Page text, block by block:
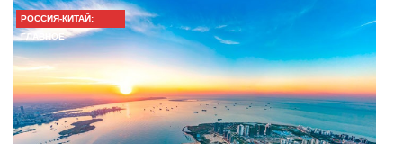
РОССИЯ-КИТАЙ:
ГЛАВНОЕ